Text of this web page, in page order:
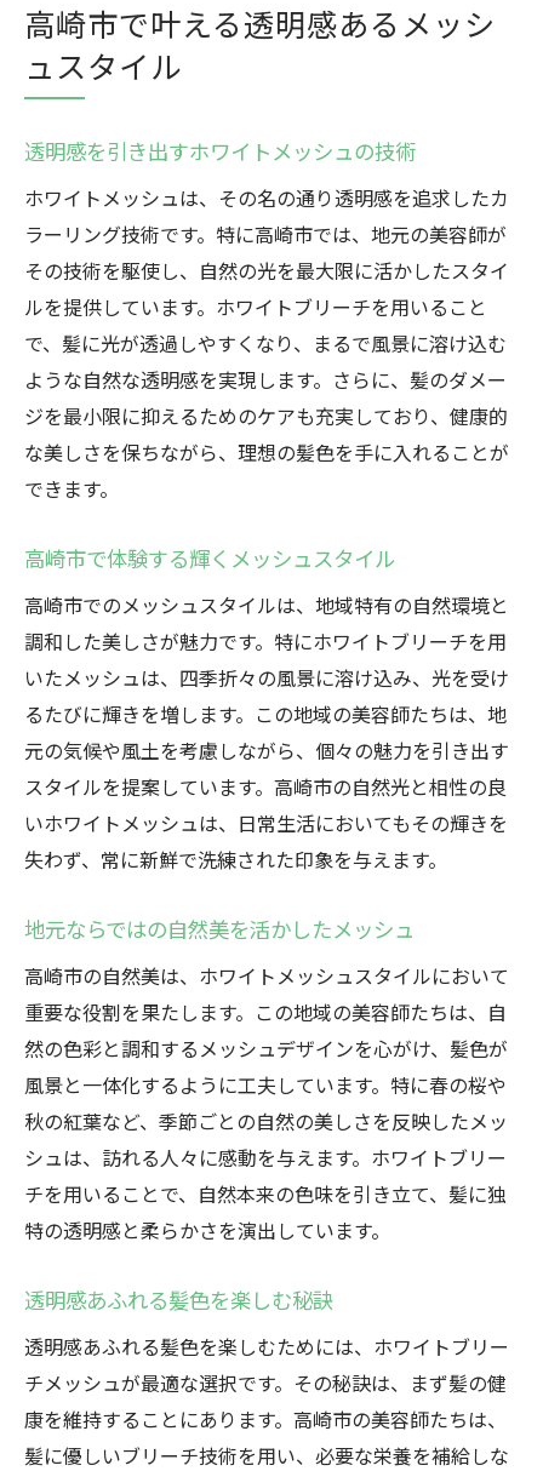
高崎市で叶える透明感あるメッシ
ュスタイル
透明感を引き出すホワイトメッシュの技術
ホワイトメッシュは、その名の通り透明感を追求したカ
ラーリング技術です。特に高崎市では、地元の美容師が
その技術を駆使し、自然の光を最大限に活かしたスタイ
ルを提供しています。ホワイトブリーチを用いること
で、髪に光が透過しやすくなり、まるで風景に溶け込む
ような自然な透明感を実現します。さらに、髪のダメー
ジを最小限に抑えるためのケアも充実しており、健康的
な美しさを保ちながら、理想の髪色を手に入れることが
できます。
高崎市で体験する輝くメッシュスタイル
高崎市でのメッシュスタイルは、地域特有の自然環境と
調和した美しさが魅力です。特にホワイトブリーチを用
いたメッシュは、四季折々の風景に溶け込み、光を受け
るたびに輝きを増します。この地域の美容師たちは、地
元の気候や風土を考慮しながら、個々の魅力を引き出す
スタイルを提案しています。高崎市の自然光と相性の良
いホワイトメッシュは、日常生活においてもその輝きを
失わず、常に新鮮で洗練された印象を与えます。
地元ならではの自然美を活かしたメッシュ
高崎市の自然美は、ホワイトメッシュスタイルにおいて
重要な役割を果たします。この地域の美容師たちは、自
然の色彩と調和するメッシュデザインを心がけ、髪色が
風景と一体化するように工夫しています。特に春の桜や
秋の紅葉など、季節ごとの自然の美しさを反映したメッ
シュは、訪れる人々に感動を与えます。ホワイトブリー
チを用いることで、自然本来の色味を引き立て、髪に独
特の透明感と柔らかさを演出しています。
透明感あふれる髪色を楽しむ秘訣
透明感あふれる髪色を楽しむためには、ホワイトブリー
チメッシュが最適な選択です。その秘訣は、まず髪の健
康を維持することにあります。高崎市の美容師たちは、
髪に優しいブリーチ技術を用い、必要な栄養を補給しな